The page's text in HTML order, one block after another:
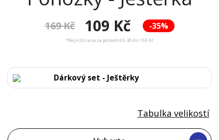
-35%
169 Kč 109 Kč
*Nejnižší cena za posledních 30 dní 169 Kč
Dárkový set - Ještěrky
Tabulka velikostí